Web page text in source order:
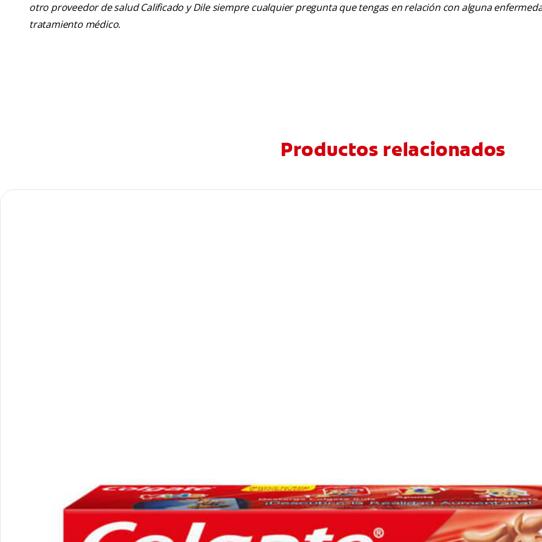
otro proveedor de salud Calificado y Dile siempre cualquier pregunta que tengas en relación con alguna
tratamiento médico.
Productos relacionados